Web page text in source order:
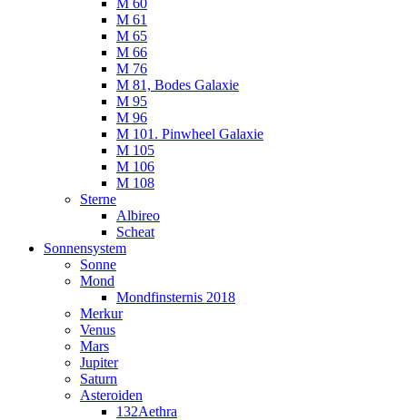
M 60
M 61
M 65
M 66
M 76
M 81, Bodes Galaxie
M 95
M 96
M 101. Pinwheel Galaxie
M 105
M 106
M 108
Sterne
Albireo
Scheat
Sonnensystem
Sonne
Mond
Mondfinsternis 2018
Merkur
Venus
Mars
Jupiter
Saturn
Asteroiden
132Aethra